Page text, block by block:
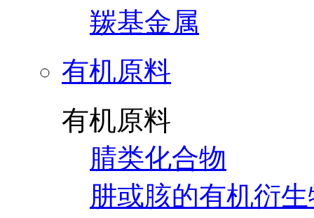
羰基金属
有机原料
有机原料
腈类化合物
肼或胲的有机衍